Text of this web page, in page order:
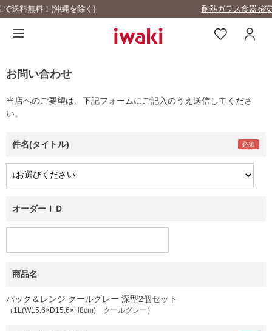
耐熱ガラス食器を安全にご使用いただくために
お問い合わせ
当店へのご要望は、下記フォームにご記入のうえ送信してくださ
い。
件名(タイトル)
オーダーＩＤ
商品名
パック＆レンジ クールグレー 深型2個セット
（1L(W15.6×D15.6×H8cm) クールグレー）